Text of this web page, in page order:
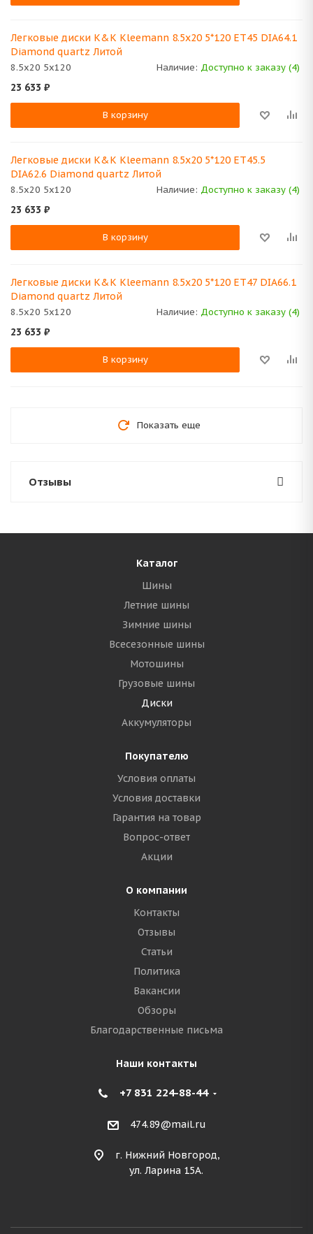
Легковые диски K&K Kleemann 8.5x20 5*120 ET45 DIA64.1
Diamond quartz Литой
8.5x20 5x120 Наличие: Доступно к заказу (4)
23 633 ₽
В корзину
Легковые диски K&K Kleemann 8.5x20 5*120 ET45.5
DIA62.6 Diamond quartz Литой
8.5x20 5x120 Наличие: Доступно к заказу (4)
23 633 ₽
В корзину
Легковые диски K&K Kleemann 8.5x20 5*120 ET47 DIA66.1
Diamond quartz Литой
8.5x20 5x120 Наличие: Доступно к заказу (4)
23 633 ₽
В корзину
Показать еще
Отзывы
Каталог
Шины
Летние шины
Зимние шины
Всесезонные шины
Мотошины
Грузовые шины
Диски
Аккумуляторы
Покупателю
Условия оплаты
Условия доставки
Гарантия на товар
Вопрос-ответ
Акции
О компании
Контакты
Отзывы
Статьи
Политика
Вакансии
Обзоры
Благодарственные письма
Наши контакты
+7 831 224-88-44
474.89@mail.ru
г. Нижний Новгород,
ул. Ларина 15А.